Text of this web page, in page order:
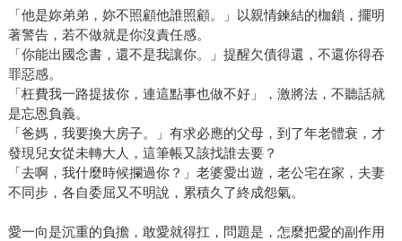
「他是妳弟弟，妳不照顧他誰照顧。」以親情鍊結的枷鎖，擺明
著警告，若不做就是你沒責任感。
「你能出國念書，還不是我讓你。」提醒欠債得還，不還你得吞
罪惡感。
「枉費我一路提拔你，連這點事也做不好」，激將法，不聽話就
是忘恩負義。
「爸媽，我要換大房子。」有求必應的父母，到了年老體衰，才
發現兒女從未轉大人，這筆帳又該找誰去要？
「去啊，我什麼時候攔過你？」老婆愛出遊，老公宅在家，夫妻
不同步，各自委屈又不明說，累積久了終成怨氣。
愛一向是沉重的負擔，敢愛就得扛，問題是，怎麼把愛的副作用